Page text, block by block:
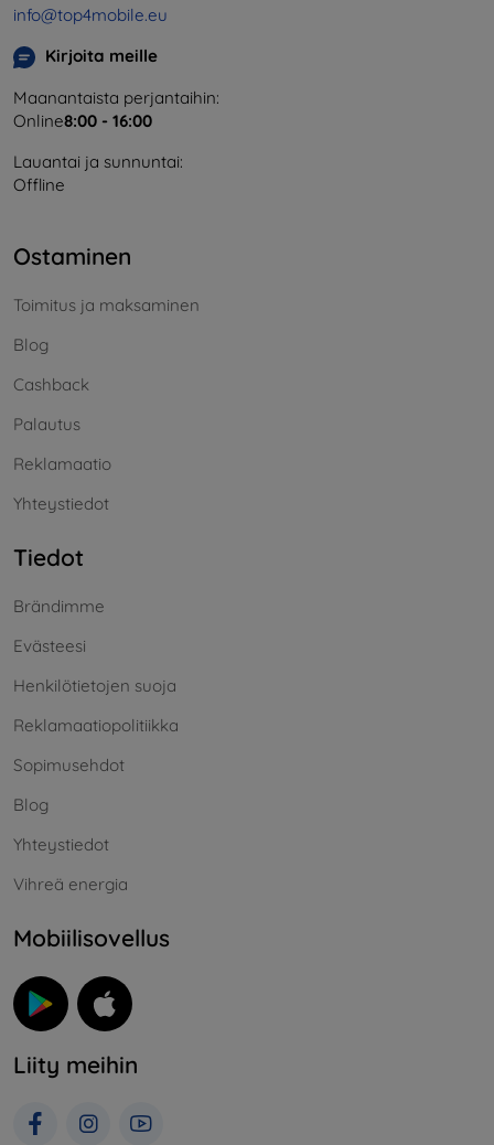
info@top4mobile.eu
Kirjoita meille
Maanantaista perjantaihin:
Online8:00 - 16:00
Lauantai ja sunnuntai:
Offline
Ostaminen
Toimitus ja maksaminen
Blog
Cashback
Palautus
Reklamaatio
Yhteystiedot
Tiedot
Brändimme
Evästeesi
Henkilötietojen suoja
Reklamaatiopolitiikka
Sopimusehdot
Blog
Yhteystiedot
Vihreä energia
Mobiilisovellus
Liity meihin